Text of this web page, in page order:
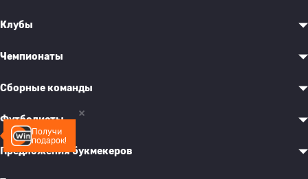
Получи
подарок!
Клубы
Чемпионаты
Сборные команды
Футболисты
Предложения букмекеров